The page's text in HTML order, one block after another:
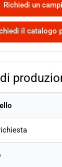
Richiedi un
il catalogo